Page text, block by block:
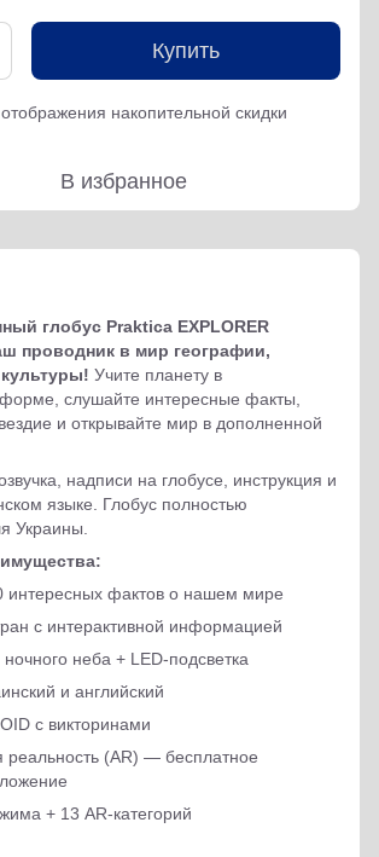
Купить
накопительной скидки
В избранное
глобус Praktica EXPLORER
проводник в мир географии,
Учите планету в
форме, слушайте интересные факты,
и открывайте мир в дополненной
надписи на глобусе, инструкция и
языке. Глобус полностью
Украины.
интересных фактов о нашем мире
с интерактивной информацией
ночного неба + LED-подсветка
и английский
с викторинами
реальность (AR) — бесплатное
+ 13 AR-категорий